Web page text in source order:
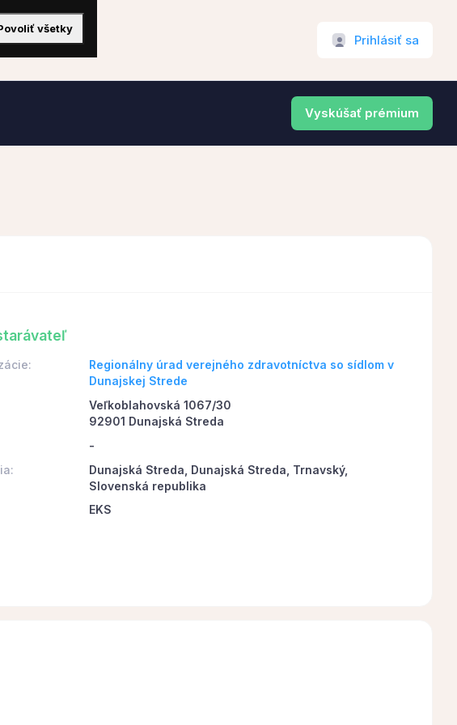
Prihlásiť sa
Vyskúšať prémium
Regionálny úrad verejného zdravotníctva so sídlom v
Dunajskej Strede
Veľkoblahovská 1067/30
92901 Dunajská Streda
-
Dunajská Streda, Dunajská Streda, Trnavský,
Slovenská republika
EKS
všetky